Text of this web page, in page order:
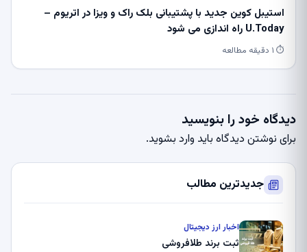
استیبل کوین جدید با پشتیبانی بلک راک و ویزا در اتریوم –
U.Today راه اندازی می شود
⏱ ۱ دقیقه مطالعه
دیدگاه خود را بنویسید
برای نوشتن دیدگاه باید وارد بشوید.
جدیدترین مطالب
اخبار ارز دیجیتال
ثبت برند طلافروشی